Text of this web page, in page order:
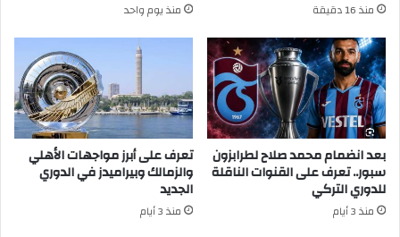
منذ 16 دقيقة منذ يوم واحد
بعد انضمام محمد صلاح لطرابزون
سبور.. تعرف على القنوات الناقلة
للدوري التركي
منذ 3 أيام
تعرف على أبرز مواجهات الأهلي
والزمالك وبيراميدز في الدوري
الجديد
منذ 3 أيام